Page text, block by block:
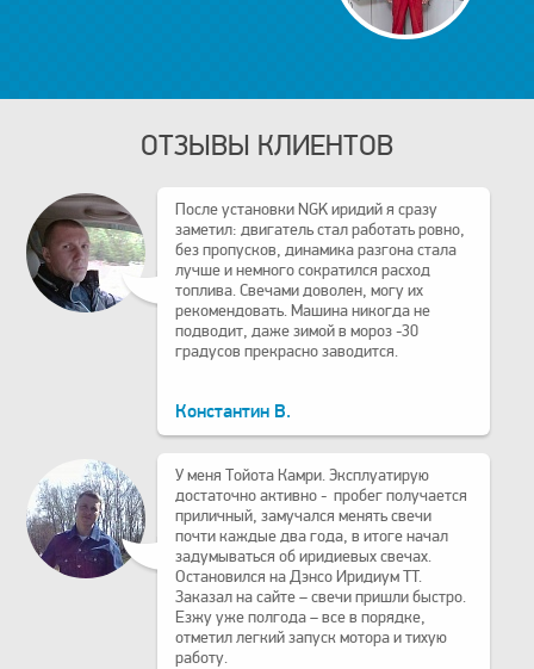
ОТЗЫВЫ КЛИЕНТОВ
После установки NGK иридий я сразу
заметил: двигатель стал работать ровно,
без пропусков, динамика разгона стала
лучше и немного сократился расход
топлива. Свечами доволен, могу их
рекомендовать. Машина никогда не
подводит, даже зимой в мороз -30
градусов прекрасно заводится.
Константин В.
У меня Тойота Камри. Эксплуатирую
достаточно активно - пробег получается
приличный, замучался менять свечи
почти каждые два года, в итоге начал
задумываться об иридиевых свечах.
Остановился на Дэнсо Иридиум TT.
Заказал на сайте – свечи пришли быстро.
Езжу уже полгода – все в порядке,
отметил легкий запуск мотора и тихую
работу.